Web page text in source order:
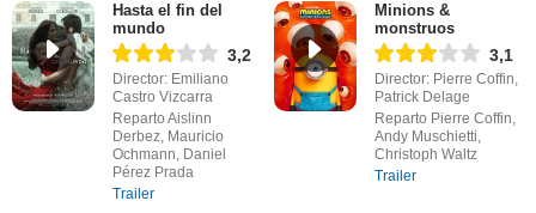
Hasta el fin del
mundo
3,2
Director: Emiliano
Castro Vizcarra
Reparto Aislinn
Derbez, Mauricio
Ochmann, Daniel
Pérez Prada
Trailer
Minions &
monstruos
3,1
Director: Pierre Coffin,
Patrick Delage
Reparto Pierre Coffin,
Andy Muschietti,
Christoph Waltz
Trailer